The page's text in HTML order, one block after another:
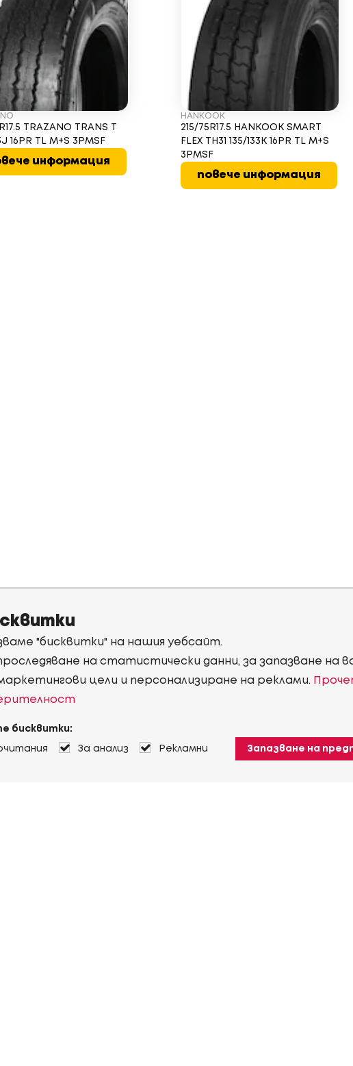
TRAZANO TRANS T
16PR TL M+S 3PMSF
информация
HANKOOK
215/75R17.5 HANKOOK SMART
FLEX TH31 135/133K 16PR TL M+S
3PMSF
повече информация
"бисквитки" на нашия уебсайт.
на статистически данни, за запазване на
цели и персонализиране на реклами.
бисквитки:
За анализ Рекламни Запазване на